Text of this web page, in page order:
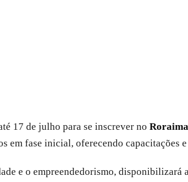
17 de julho para se inscrever no
fase inicial, oferecendo capacitações
e o empreendedorismo,